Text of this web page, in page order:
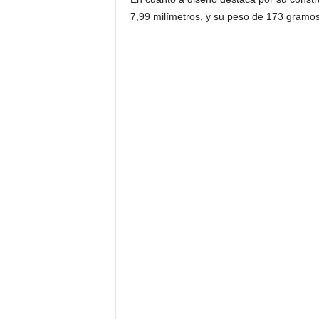
7,99 milímetros, y su peso de 173